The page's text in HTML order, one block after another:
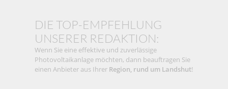
DIE TOP-EMPFEHLUNG
UNSERER REDAKTION:
Wenn Sie eine effektive und zuverlässige
Photovoltaikanlage möchten, dann beauftragen Sie
einen Anbieter aus Ihrer Region, rund um Landshut!